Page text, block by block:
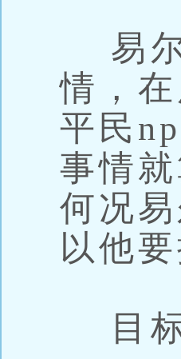
易尔
情，
平民
事情
何况
以他
目标